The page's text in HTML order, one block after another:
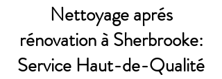
Nettoyage aprés
rénovation à Sherbrooke:
Service Haut-de-Qualité